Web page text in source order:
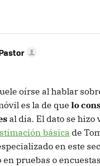
oírse al hablar
es la de que lo
al día. El dato se hizo
básica de
en este
en pruebas o